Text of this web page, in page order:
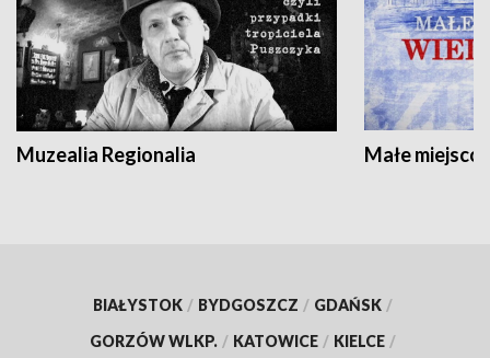
Muzealia Regionalia Małe
BIAŁYSTOK / BYDGOSZCZ / GDAŃSK /
GORZÓW WLKP. / KATOWICE / KIELCE /